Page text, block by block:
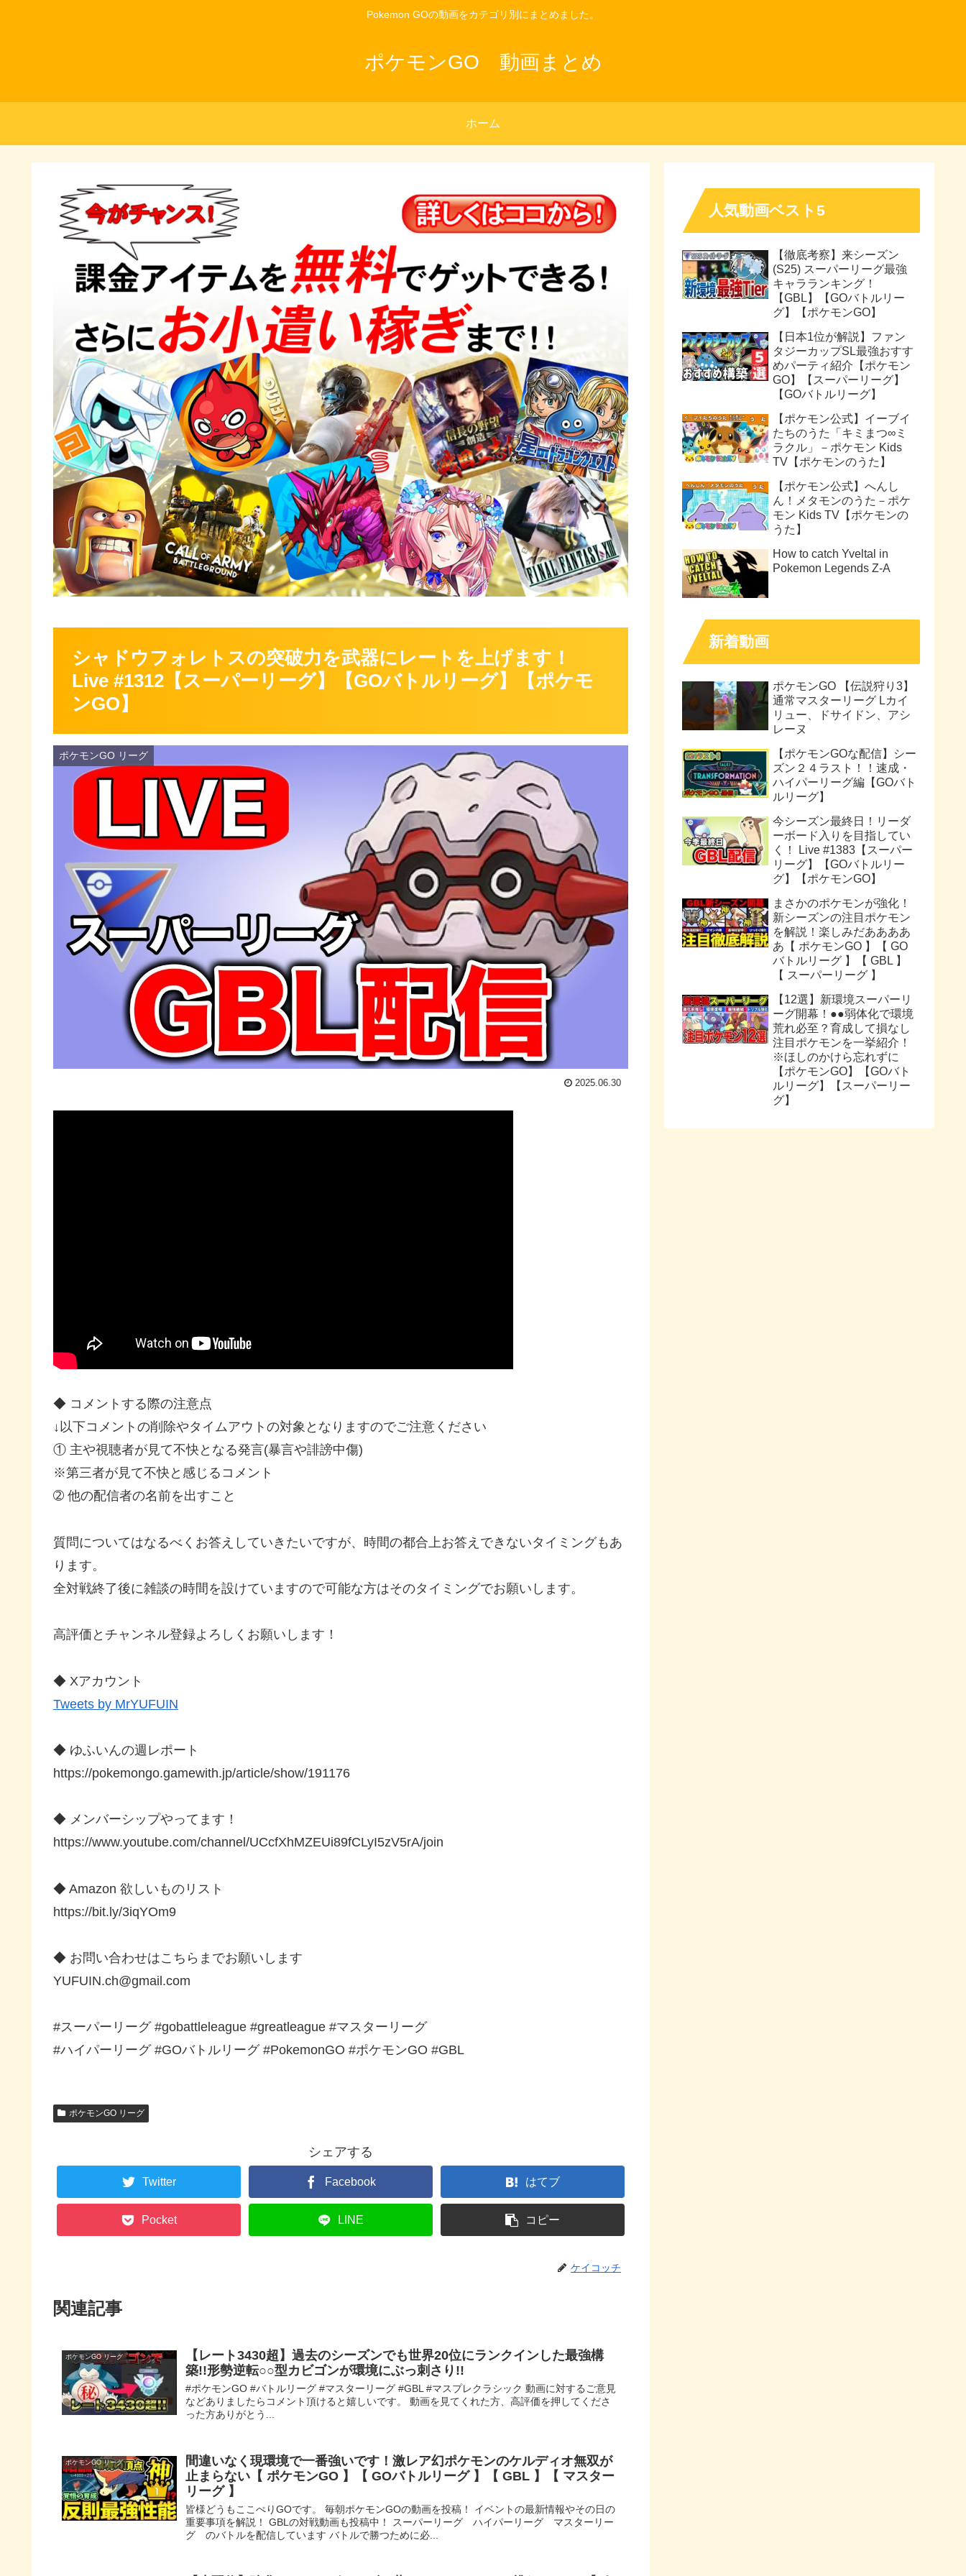
Pokemon GOの動画をカテゴリ別にまとめました。
ポケモンGO 動画まとめ
ホーム
シャドウフォレトスの突破力を武器にレートを上げます！
Live #1312【スーパーリーグ】【GOバトルリーグ】【ポケモ
ンGO】
ポケモンGO リーグ
2025.06.30
◆ コメントする際の注意点
↓以下コメントの削除やタイムアウトの対象となりますのでご注意ください
① 主や視聴者が見て不快となる発言(暴言や誹謗中傷)
※第三者が見て不快と感じるコメント
➁ 他の配信者の名前を出すこと
質問についてはなるべくお答えしていきたいですが、時間の都合上お答えできないタイミングもあ
ります。
全対戦終了後に雑談の時間を設けていますので可能な方はそのタイミングでお願いします。
高評価とチャンネル登録よろしくお願いします！
◆ Xアカウント
Tweets by MrYUFUIN
◆ ゆふいんの週レポート
https://pokemongo.gamewith.jp/article/show/191176
◆ メンバーシップやってます！
https://www.youtube.com/channel/UCcfXhMZEUi89fCLyI5zV5rA/join
◆ Amazon 欲しいものリスト
https://bit.ly/3iqYOm9
◆ お問い合わせはこちらまでお願いします
YUFUIN.ch@gmail.com
#スーパーリーグ #gobattleleague #greatleague #マスターリーグ
#ハイパーリーグ #GOバトルリーグ #PokemonGO #ポケモンGO #GBL
ポケモンGO リーグ
シェアする
Twitter Facebook はてブ
Pocket LINE コピー
ケイコッチ
関連記事
ポケモンGO リーグ
【レート3430超】過去のシーズンでも世界20位にランクインした最強構
築!!形勢逆転○○型カビゴンが環境にぶっ刺さり!!
#ポケモンGO #バトルリーグ #マスターリーグ #GBL #マスプレクラシック 動画に対するご意見
などありましたらコメント頂けると嬉しいです。 動画を見てくれた方、高評価を押してくださ
った方ありがとう...
ポケモンGO リーグ
間違いなく現環境で一番強いです！激レア幻ポケモンのケルディオ無双が
止まらない【 ポケモンGO 】【 GOバトルリーグ 】【 GBL 】【 マスター
リーグ 】
皆様どうもここぺりGOです。 毎朝ポケモンGOの動画を投稿！ イベントの最新情報やその日の
重要事項を解説！ GBLの対戦動画も投稿中！ スーパーリーグ ハイパーリーグ マスターリー
グ のバトルを配信しています バトルで勝つために必...
人気動画ベスト5
【徹底考察】来シーズン
(S25) スーパーリーグ最強
キャラランキング！
【GBL】【GOバトルリー
グ】【ポケモンGO】
【日本1位が解説】ファン
タジーカップSL最強おすす
めパーティ紹介【ポケモン
GO】【スーパーリーグ】
【GOバトルリーグ】
【ポケモン公式】イーブイ
たちのうた「キミまつ∞ミ
ラクル」－ポケモン Kids
TV【ポケモンのうた】
【ポケモン公式】へんし
ん！メタモンのうた－ポケ
モン Kids TV【ポケモンの
うた】
How to catch Yveltal in
Pokemon Legends Z-A
新着動画
ポケモンGO 【伝説狩り3】
通常マスターリーグ Lカイ
リュー、ドサイドン、アシ
レーヌ
【ポケモンGOな配信】シー
ズン２４ラスト！！速成・
ハイパーリーグ編【GOバト
ルリーグ】
今シーズン最終日！リーダ
ーボード入りを目指してい
く！ Live #1383【スーパー
リーグ】【GOバトルリー
グ】【ポケモンGO】
まさかのポケモンが強化！
新シーズンの注目ポケモン
を解説！楽しみだああああ
あ【 ポケモンGO 】【 GO
バトルリーグ 】【 GBL 】
【 スーパーリーグ 】
【12選】新環境スーパーリ
ーグ開幕！●●弱体化で環境
荒れ必至？育成して損なし
注目ポケモンを一挙紹介！
※ほしのかけら忘れずに
【ポケモンGO】【GOバト
ルリーグ】【スーパーリー
グ】